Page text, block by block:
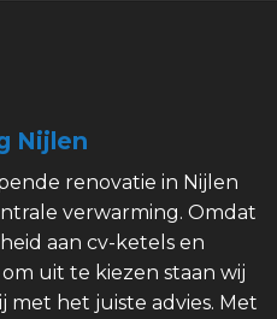
Nijlen
renovatie in Nijlen
verwarming. Omdat
aan cv-ketels en
uit te kiezen staan wij
met het juiste advies. Met